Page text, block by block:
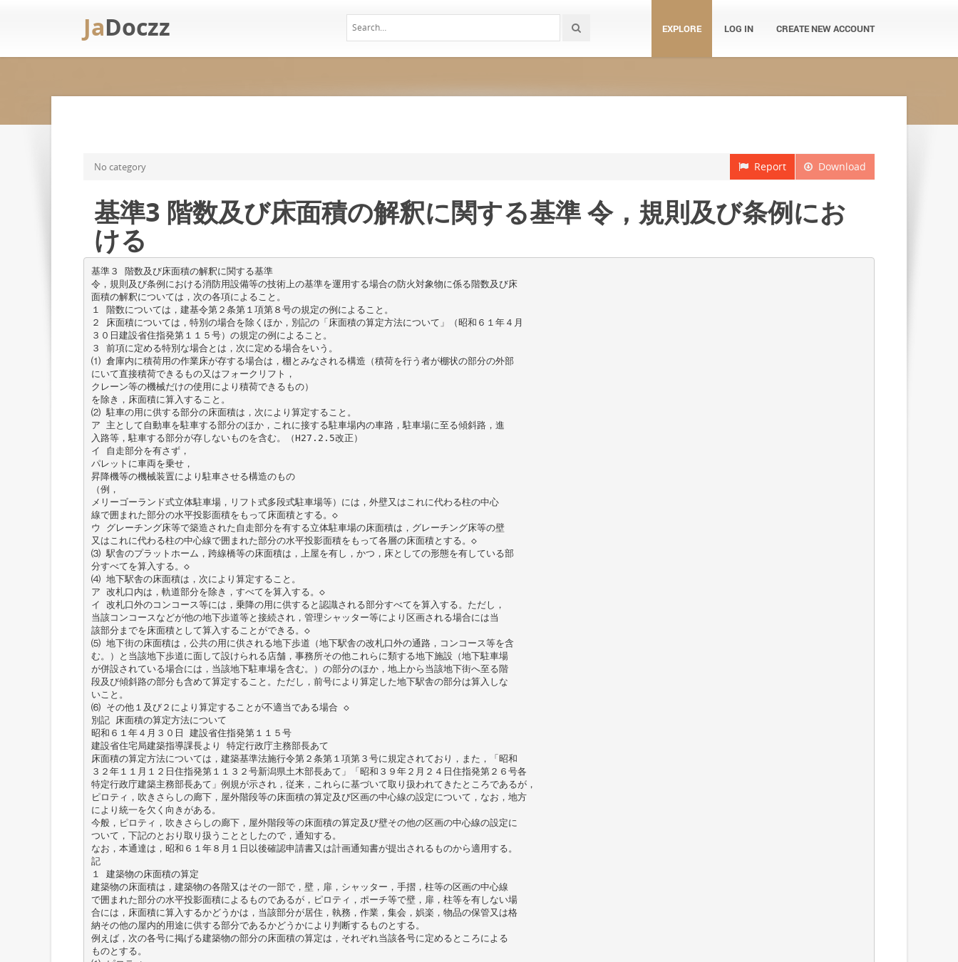
JaDoczz EXPLORE LOG IN CREATE NEW ACCOUNT
Download
Report
No category
基準3 階数及び床面積の解釈に関する基準 令，規則及び条例にお
ける
基準３ 階数及び床面積の解釈に関する基準
令，規則及び条例における消防用設備等の技術上の基準を運用する場合の防火対象物に係る階数及び床
面積の解釈については，次の各項によること。
１ 階数については，建基令第２条第１項第８号の規定の例によること。
２ 床面積については，特別の場合を除くほか，別記の「床面積の算定方法について」（昭和６１年４月
３０日建設省住指発第１１５号）の規定の例によること。
３ 前項に定める特別な場合とは，次に定める場合をいう。
⑴ 倉庫内に積荷用の作業床が存する場合は，棚とみなされる構造（積荷を行う者が棚状の部分の外部
にいて直接積荷できるもの又はフォークリフト，
クレーン等の機械だけの使用により積荷できるもの）
を除き，床面積に算入すること。
⑵ 駐車の用に供する部分の床面積は，次により算定すること。
ア 主として自動車を駐車する部分のほか，これに接する駐車場内の車路，駐車場に至る傾斜路，進
入路等，駐車する部分が存しないものを含む。（H27.2.5改正）
イ 自走部分を有さず，
パレットに車両を乗せ，
昇降機等の機械装置により駐車させる構造のもの
（例，
メリーゴーランド式立体駐車場，リフト式多段式駐車場等）には，外壁又はこれに代わる柱の中心
線で囲まれた部分の水平投影面積をもって床面積とする。◇
ウ グレーチング床等で築造された自走部分を有する立体駐車場の床面積は，グレーチング床等の壁
又はこれに代わる柱の中心線で囲まれた部分の水平投影面積をもって各層の床面積とする。◇
⑶ 駅舎のプラットホーム，跨線橋等の床面積は，上屋を有し，かつ，床としての形態を有している部
分すべてを算入する。◇
⑷ 地下駅舎の床面積は，次により算定すること。
ア 改札口内は，軌道部分を除き，すべてを算入する。◇
イ 改札口外のコンコース等には，乗降の用に供すると認識される部分すべてを算入する。ただし，
当該コンコースなどが他の地下歩道等と接続され，管理シャッター等により区画される場合には当
該部分までを床面積として算入することができる。◇
⑸ 地下街の床面積は，公共の用に供される地下歩道（地下駅舎の改札口外の通路，コンコース等を含
む。）と当該地下歩道に面して設けられる店舗，事務所その他これらに類する地下施設（地下駐車場
が併設されている場合には，当該地下駐車場を含む。）の部分のほか，地上から当該地下街へ至る階
段及び傾斜路の部分も含めて算定すること。ただし，前号により算定した地下駅舎の部分は算入しな
いこと。
⑹ その他１及び２により算定することが不適当である場合 ◇
別記 床面積の算定方法について
昭和６１年４月３０日 建設省住指発第１１５号
建設省住宅局建築指導課長より 特定行政庁主務部長あて
床面積の算定方法については，建築基準法施行令第２条第１項第３号に規定されており，また，「昭和
３２年１１月１２日住指発第１１３２号新潟県土木部長あて」「昭和３９年２月２４日住指発第２６号各
特定行政庁建築主務部長あて」例規が示され，従来，これらに基づいて取り扱われてきたところであるが，
ピロティ，吹きさらしの廊下，屋外階段等の床面積の算定及び区画の中心線の設定について，なお，地方
により統一を欠く向きがある。
今般，ピロティ，吹きさらしの廊下，屋外階段等の床面積の算定及び壁その他の区画の中心線の設定に
ついて，下記のとおり取り扱うこととしたので，通知する。
なお，本通達は，昭和６１年８月１日以後確認申請書又は計画通知書が提出されるものから適用する。
記
１ 建築物の床面積の算定
建築物の床面積は，建築物の各階又はその一部で，壁，扉，シャッター，手摺，柱等の区画の中心線
で囲まれた部分の水平投影面積によるものであるが，ピロティ，ポーチ等で壁，扉，柱等を有しない場
合には，床面積に算入するかどうかは，当該部分が居住，執務，作業，集会，娯楽，物品の保管又は格
納その他の屋内的用途に供する部分であるかどうかにより判断するものとする。
例えば，次の各号に掲げる建築物の部分の床面積の算定は，それぞれ当該各号に定めるところによる
ものとする。